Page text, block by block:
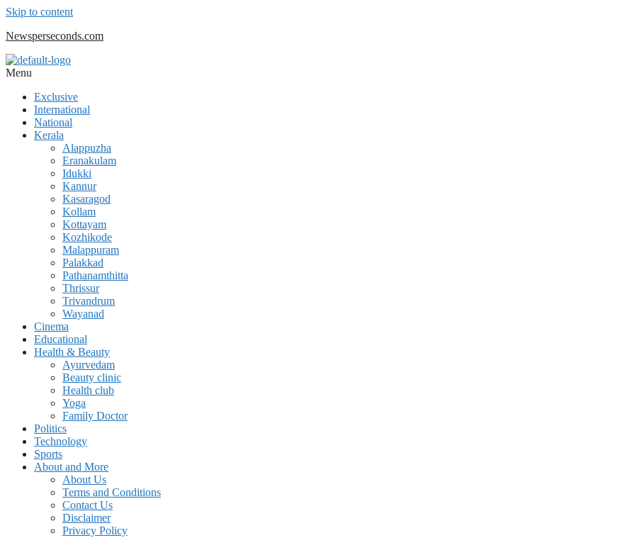
Skip to content
Newsperseconds.com
Menu
Exclusive
International
National
Kerala
Alappuzha
Eranakulam
Idukki
Kannur
Kasaragod
Kollam
Kottayam
Kozhikode
Malappuram
Palakkad
Pathanamthitta
Thrissur
Trivandrum
Wayanad
Cinema
Educational
Health & Beauty
Ayurvedam
Beauty clinic
Health club
Yoga
Family Doctor
Politics
Technology
Sports
About and More
About Us
Terms and Conditions
Contact Us
Disclaimer
Privacy Policy